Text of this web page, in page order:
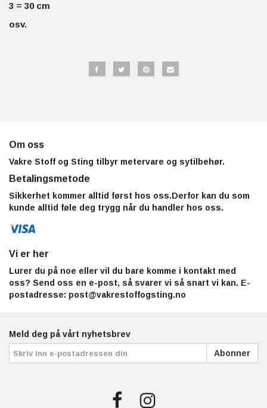
3 = 30 cm
osv.
Om oss
Vakre Stoff og Sting tilbyr metervare og sytilbehør.
Betalingsmetode
Sikkerhet kommer alltid først hos oss.Derfor kan du som
kunde alltid føle deg trygg når du handler hos oss.
Vi er her
Lurer du på noe eller vil du bare komme i kontakt med
oss? Send oss en e-post, så svarer vi så snart vi kan. E-
postadresse: post@vakrestoffogsting.no
Meld deg på vårt nyhetsbrev
Abonner